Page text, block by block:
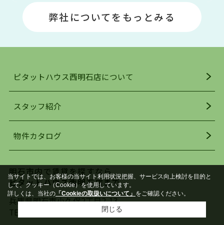
場や釣りスポットが多くあります。JR「大久保
駅」周辺には、ビブレ・イオンをはじめとした買
い物施設も多くあり、買い物にも困りません。
明石駅・西明石駅を中心に、明石市・神戸市西区
でお部屋探している方は、ぜひ当ＨＰにて物件を
お探しになってください。弊社は、スタッフの平
を行っており地域最大級の情報取扱量を誇ってお
ります。店頭で限られた物件をご紹介する、従来
自身でインターネットを利用し、理想のお部屋を
探していただき、選択していただいた物件情報に
対して、専門知識を持ったスタッフがサポートさ
せていただくスタイルを心がけております。私た
弊社についてをもっとみる
ピタットハウス西明石店について
スタッフ紹介
物件カタログ
明石市内で賃貸を探すなら
ピタットハウス西明石店まで
兵庫県明石市小久保2丁目2-13
TEL：
FAX：078-926-1020
当サイトでは、お客様の当サイト利用状況把握、サービス向上検討を目的と
して、クッキー（Cookie）を使用しています。
詳しくは、当社の 「Cookieの取扱いについて」 をご確認ください。
閉じる